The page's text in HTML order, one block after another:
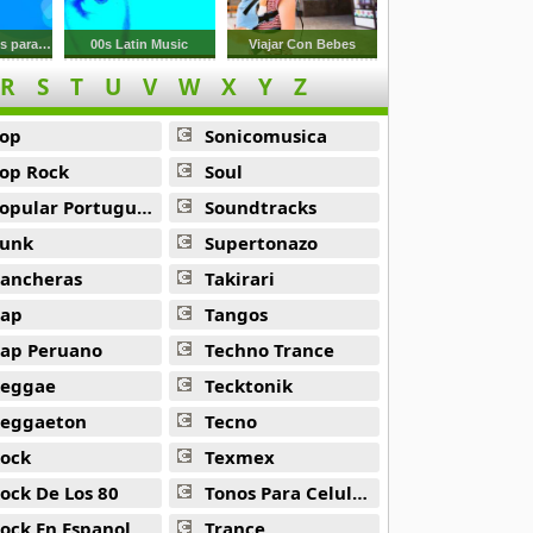
Musica en Ingles para jugar Basquet 00s Latin Music Viajar Con Bebes
R S T U V W X Y Z
Rock
Portuguesa
Peruano
De Los 80
En Espanol
Sonicomusica
Soul
Soundtracks
Supertonazo
Takirari
Tangos
Techno Trance
Tecktonik
Tecno
Texmex
Tonos Para Celulares
Trance